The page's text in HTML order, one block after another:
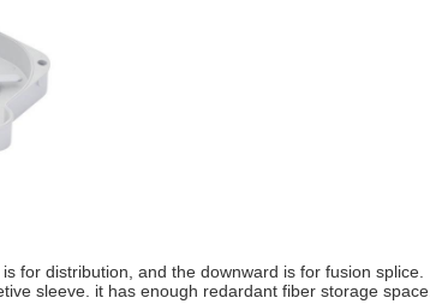
for distribution, and the downward is for fusion splice.
sleeve. it has enough redardant fiber storage space.